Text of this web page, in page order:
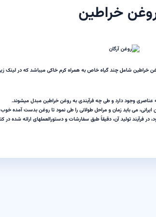
خراطین
خراطین شامل چند گیاه خاص به همراه کرم خاکی میباشد که در لینک
وجود دارد و طی چه فرآیندی به روغن خراطین مبدل میشوند.
می باید زمان و مراحل طولانی را طی نمود تا روغن بدست آمده خوب
فرآیند تولید آن، دقیقاً طبق سفارشات و دستورالعملهای ارائه شده در